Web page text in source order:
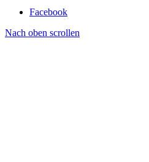
Facebook
Nach oben scrollen